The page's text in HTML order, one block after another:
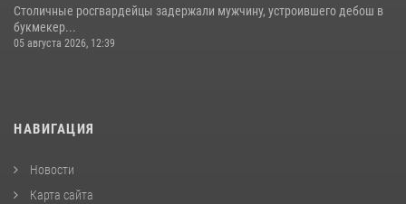
Столичные росгвардейцы задержали мужчину, устроившего дебош в
букмекер...
05 августа 2026, 12:39
НАВИГАЦИЯ
Новости
Карта сайта